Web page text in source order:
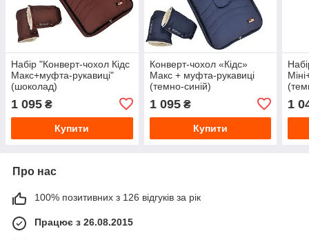
Набір "Конверт-чохол Кідс
Макс+муфта-рукавиці"
(шоколад)
1 095 ₴
Купити
Конверт-чохол «Кідс»
Макс + муфта-рукавиці
(темно-синій)
1 095₴
Купити
1
Про нас
100% позитивних з 126 відгуків за рік
Працює з 26.08.2015